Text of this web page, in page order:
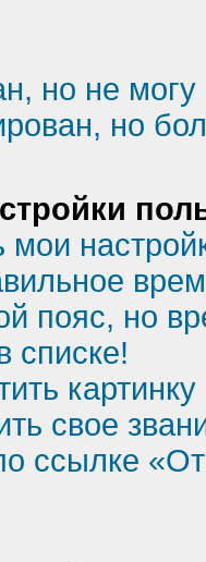
но не могу
но
мои
пояс, но
списке!
свое
ссылке